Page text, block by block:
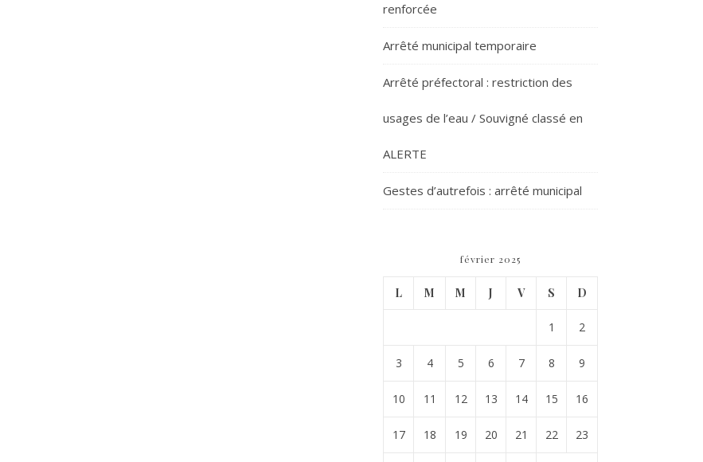
renforcée
Arrêté municipal temporaire
Arrêté préfectoral : restriction des
usages de l’eau / Souvigné classé en
ALERTE
Gestes d’autrefois : arrêté municipal
février 2025
L M M J V S D
1 2
3 4 5 6 7 8 9
10 11 12 13 14 15 16
17 18 19 20 21 22 23